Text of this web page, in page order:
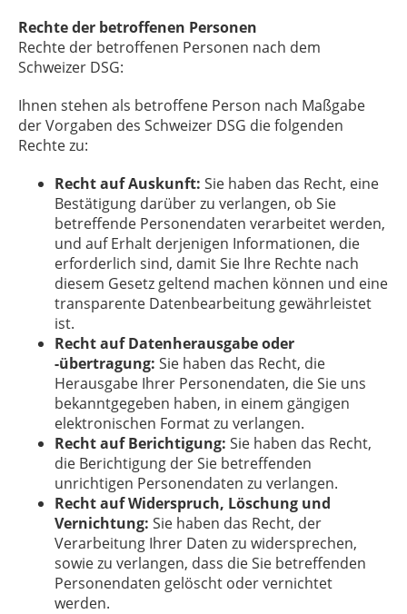
Rechte der betroffenen Personen
Rechte der betroffenen Personen nach dem
Schweizer DSG:
Ihnen stehen als betroffene Person nach Maßgabe
der Vorgaben des Schweizer DSG die folgenden
Rechte zu:
Recht auf Auskunft: Sie haben das Recht, eine
Bestätigung darüber zu verlangen, ob Sie
betreffende Personendaten verarbeitet werden,
und auf Erhalt derjenigen Informationen, die
erforderlich sind, damit Sie Ihre Rechte nach
diesem Gesetz geltend machen können und eine
transparente Datenbearbeitung gewährleistet
ist.
Recht auf Datenherausgabe oder
-übertragung: Sie haben das Recht, die
Herausgabe Ihrer Personendaten, die Sie uns
bekanntgegeben haben, in einem gängigen
elektronischen Format zu verlangen.
Recht auf Berichtigung: Sie haben das Recht,
die Berichtigung der Sie betreffenden
unrichtigen Personendaten zu verlangen.
Recht auf Widerspruch, Löschung und
Vernichtung: Sie haben das Recht, der
Verarbeitung Ihrer Daten zu widersprechen,
sowie zu verlangen, dass die Sie betreffenden
Personendaten gelöscht oder vernichtet
werden.